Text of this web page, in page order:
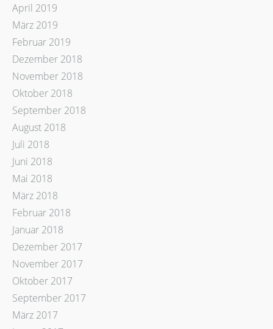
April 2019
März 2019
Februar 2019
Dezember 2018
November 2018
Oktober 2018
September 2018
August 2018
Juli 2018
Juni 2018
Mai 2018
März 2018
Februar 2018
Januar 2018
Dezember 2017
November 2017
Oktober 2017
September 2017
März 2017